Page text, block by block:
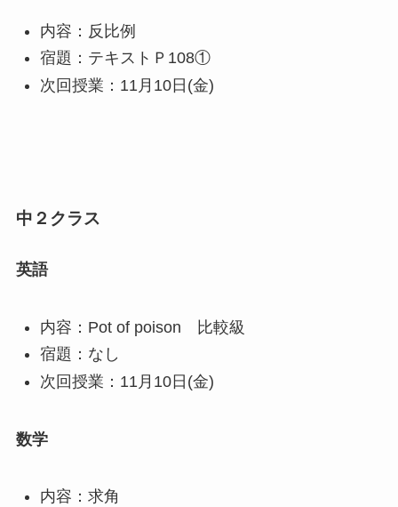
内容：反比例
宿題：テキストＰ108①
次回授業：11月10日(金)
中２クラス
英語
内容：Pot of poison 比較級
宿題：なし
次回授業：11月10日(金)
数学
内容：求角